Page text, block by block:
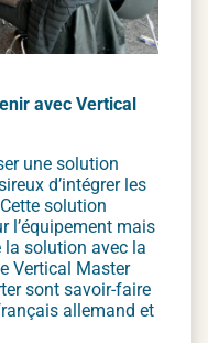
avec Vertical
une solution
d’intégrer les
solution
l’équipement mais
la solution avec la
Vertical Master
sont savoir-faire
allemand et